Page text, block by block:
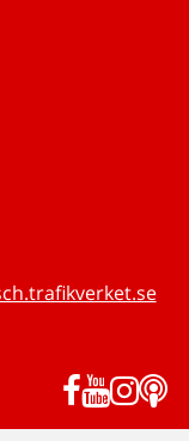
Facebook
YouTube